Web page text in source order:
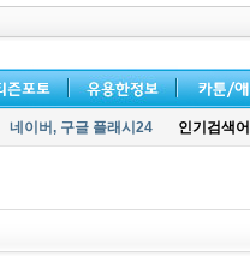
네이버, 구글 플래시24 인기검색어